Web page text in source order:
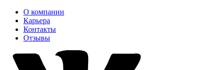
О компании
Карьера
Контакты
Отзывы